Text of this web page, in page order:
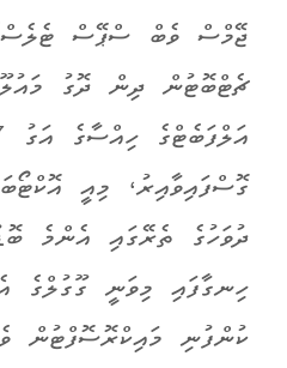
ޖޭމްސް ވެބް ސްޕޭސް
ޗެޓްބޮޓުން ދިން ދޮގު
ގޮސްފައިވާއިރު، މިއީ
ދުވަހުގެ ތެރޭގައި އެންމެ
ހިނގާފައި މިވަނީ ގޫގުލްގެ
ކުންފުނި މައިކްރޮސޮފްޓުން